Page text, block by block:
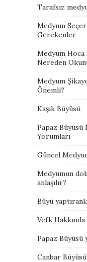
Tarafsız
Medyum
Gerekenler
Medyum
Nereden
Medyum
Önemli?
Kaşık Büyüsü
Papaz Büyüsü
Yorumları
Güncel
Medyumun
anlaşılır?
Büyü
Vefk
Papaz Büyüsü
Canbar